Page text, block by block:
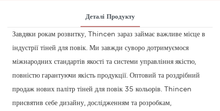
Деталі Продукту
Завдяки рокам розвитку, Thincen зараз займає важливе місце в
індустрії тіней для повік. Ми завжди суворо дотримуємося
міжнародних стандартів якості та системи управління якістю,
повністю гарантуючи якість продукції. Оптовий та роздрібний
продаж нових палітр тіней для повік 35 кольорів. Thincen
присвятив себе дизайну, дослідженням та розробкам,